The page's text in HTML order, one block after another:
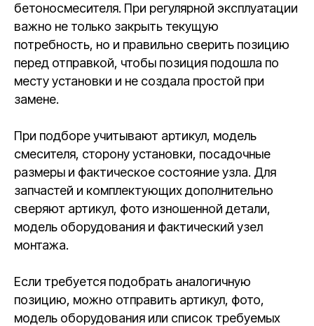
бетоносмесителя. При регулярной эксплуатации
важно не только закрыть текущую
потребность, но и правильно сверить позицию
перед отправкой, чтобы позиция подошла по
месту установки и не создала простой при
замене.
При подборе учитывают артикул, модель
смесителя, сторону установки, посадочные
размеры и фактическое состояние узла. Для
запчастей и комплектующих дополнительно
сверяют артикул, фото изношенной детали,
модель оборудования и фактический узел
монтажа.
Если требуется подобрать аналогичную
позицию, можно отправить артикул, фото,
модель оборудования или список требуемых